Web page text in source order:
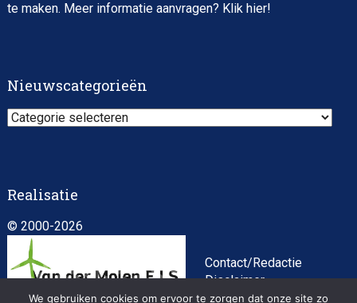
te maken. Meer informatie aanvragen? Klik hier!
Nieuwscategorieën
Nieuwscategorieën
Realisatie
© 2000-2026
Contact/Redactie
Disclaimer
Algemene
We gebruiken cookies om ervoor te zorgen dat onze site zo